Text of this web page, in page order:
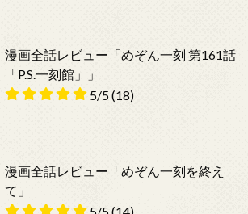
漫画全話レビュー「めぞん一刻 第161話
「P.S.一刻館」」
5/5(18)
漫画全話レビュー「めぞん一刻を終え
て」